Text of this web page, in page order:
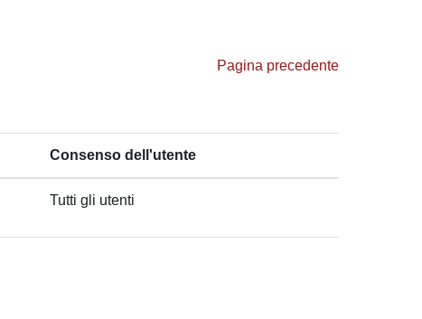
Pagina precedente
Consenso dell'utente
Tutti gli utenti